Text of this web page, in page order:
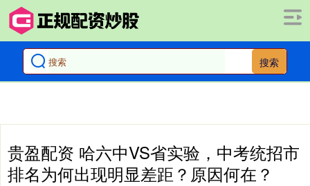
搜索
贵盈配资 哈六中VS省实验，中考统招市
排名为何出现明显差距？原因何在？